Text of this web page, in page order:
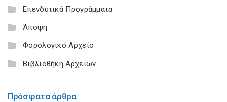
Επενδυτικά Προγράμματα
Άποψη
Φορολογικό Αρχείο
Βιβλιοθήκη Αρχείων
Πρόσφατα άρθρα